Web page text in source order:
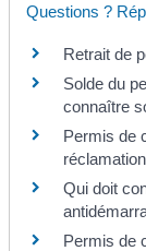
Questions ?
Retrait de
Solde du
connaître
Permis de
Qui doit
Permis de